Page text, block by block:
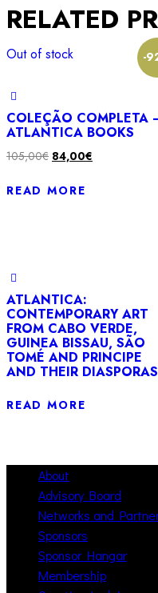
Davis
RELATED
Out of stock -
COLEÇÃO COMPLETA
ATLANTICA BOOKS
105,00€ Original
was:
84,00€
READ MORE
ATLANTICA:
CONTEMPORARY ART
FROM CABO VERDE,
GUINEA BISSAU, SÃO
TOMÉ AND PRINCIPE
AND THEIR DIASPORAS
READ MORE
About
Advisory Board
Networks and
Sponsors
Sponsor Hangar
Membership